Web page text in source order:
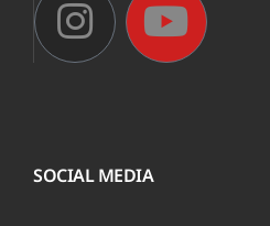
SOCIAL MEDIA